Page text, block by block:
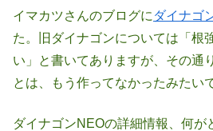
イマカツさんのブログに ダイナゴ
た。旧ダイナゴンについては「根
い」と書いてありますが、その通
とは、もう作ってなかったみたい
ダイナゴンNEOの詳細情報、何が